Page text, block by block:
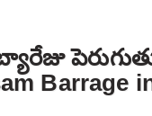
Barrage